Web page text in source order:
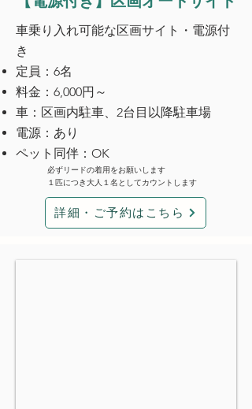
車乗り入れ可能な区画サイト・電源付
き
定員：6名
料金：6,000円～
車：区画内駐車、2台目以降駐車場
電源：あり
ペット同伴：OK
必ずリードの着用をお願いします
１匹につき大人１名としてカウントします
詳細・ご予約はこちら